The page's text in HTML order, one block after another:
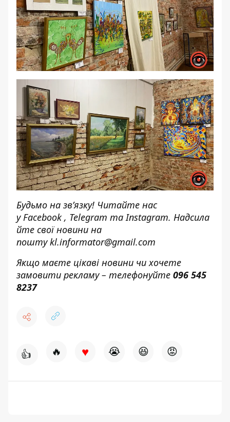
Будьмо на зв’язку! Читайте нас
уFacebook, Telegram таInstagram. Надсила
йте свої новини на
поштуkl.informator@gmail.com
Якщо маєте цікаві новини чи хочете
замовити рекламу – телефонуйте 096 545
8237
👍 🔥 ♥ 😭 😆 😡